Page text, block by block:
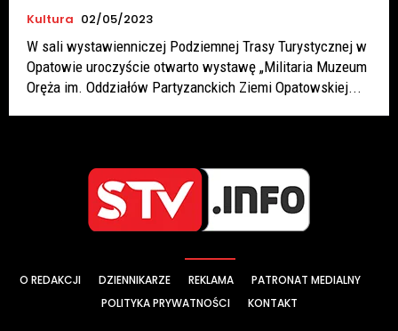
Kultura 02/05/2023
W sali wystawienniczej Podziemnej Trasy Turystycznej w
Opatowie uroczyście otwarto wystawę „Militaria Muzeum
Oręża im. Oddziałów Partyzanckich Ziemi Opatowskiej...
O REDAKCJI DZIENNIKARZE REKLAMA
PATRONAT MEDIALNY
POLITYKA PRYWATNOŚCI
KONTAKT